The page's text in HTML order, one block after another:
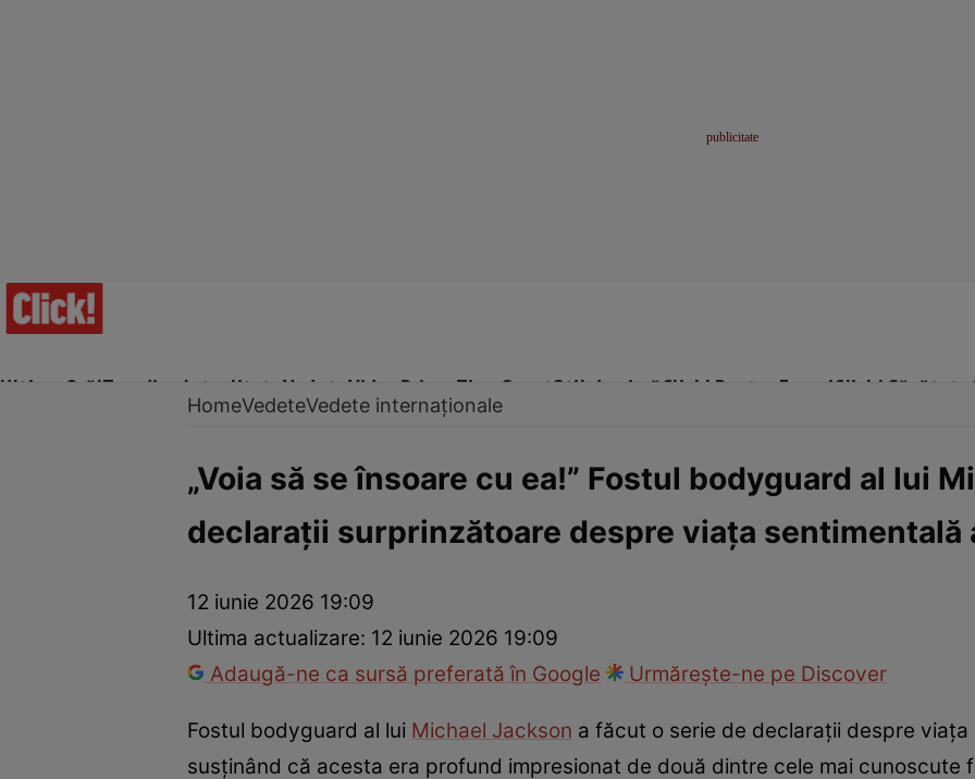
Ultima Oră!Trending Actualitate Vedete Video Prime Time SportStil de viațăClick! Pentru FemeiClick! Sănătate
Vedete internaționaleVedete româneștiInterviurile Click!Paparazzii Click!
HomeVedeteVedete internaționale
„Voia să se însoare cu ea!” Fostul bodyguard al lui
declarații surprinzătoare despre viața
12 iunie 2026 19:09
Ultima actualizare: 12 iunie 2026 19:09
Adaugă-ne ca sursă preferată în Google
Urmărește-ne pe Discover
Fostul bodyguard al lui Michael Jackson a făcut o serie de declarații despre
susținând că acesta era profund impresionat de două dintre cele mai cunoscute